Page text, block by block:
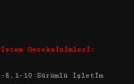
Gereksinimleri:
8.1-10 Sürümlü İşletim